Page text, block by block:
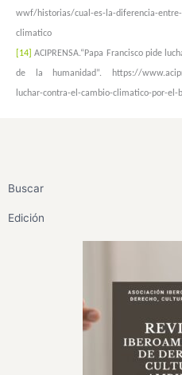
wwf/historias/cual-es-la-diferencia-
climatico
[14] ACIPRENSA.“Papa Francisco pide
de la humanidad”. https://
luchar-contra-el-cambio-climatico-por-el-
Buscar
Edición